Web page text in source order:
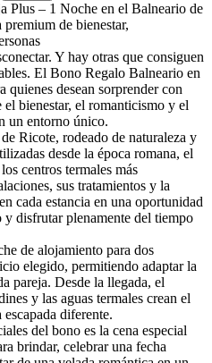
Plus – 1 Noche en el Balneario de
de bienestar,
Y hay otras que consiguen
El Bono Regalo Balneario en
quienes desean sorprender con
bienestar, el romanticismo y el
un entorno único.
Ricote, rodeado de naturaleza y
desde la época romana, el
centros termales más
sus tratamientos y la
cada estancia en una oportunidad
disfrutar plenamente del tiempo
de alojamiento para dos
elegido, permitiendo adaptar la
pareja. Desde la llegada, el
y las aguas termales crean el
diferente.
del bono es la cena especial
brindar, celebrar una fecha